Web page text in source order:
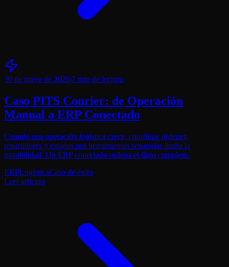
30 de mayo de 2026|7 min de lectura
Caso PITS Courier: de Operación
Manual a ERP Conectado
Cuando una operación logística crece, coordinar órdenes,
repartidores y estados por herramientas separadas limita la
trazabilidad. Un ERP conectado ordena el flujo completo.
ERPLogísticaCaso de éxito
Leer artículo